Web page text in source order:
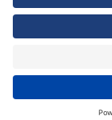
Shop